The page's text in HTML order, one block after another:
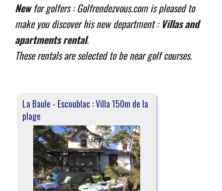
Newfor golfers : Golfrendezvous.com is pleased to
make you discover his new department : Villas and
apartments rental.
These rentals are selected to be near golf courses.
La Baule - Escoublac : Villa 150m de la
plage